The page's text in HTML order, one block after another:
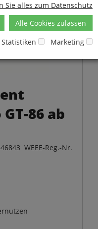
86 ab
WEEE-Reg.-Nr.
Sie alles zum Datenschutz
Alle Cookies zulassen
Statistiken Marketing